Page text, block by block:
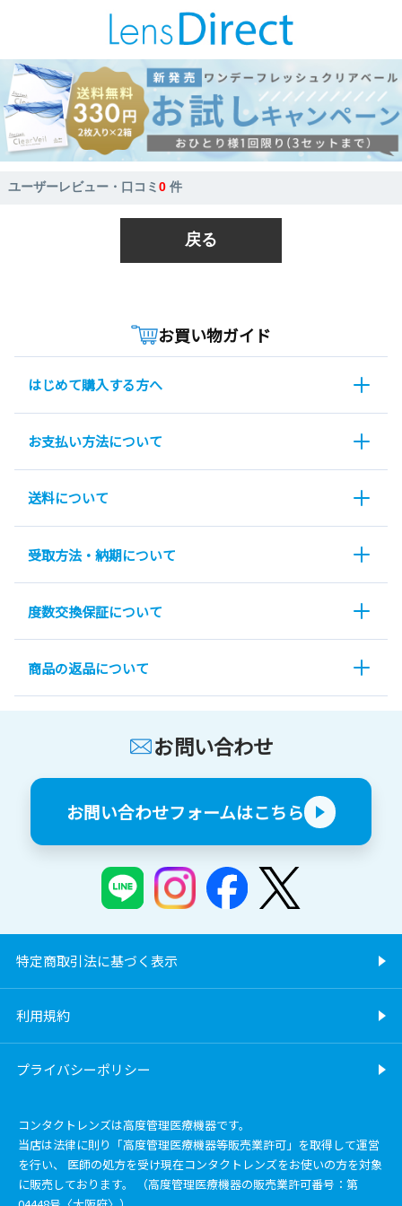
ユーザーレビュー・口コミ0 件
戻る
お買い物ガイド
はじめて購入する方へ
お支払い方法について
送料について
受取方法・納期について
度数交換保証について
商品の返品について
お問い合わせ
お問い合わせフォームはこちら
特定商取引法に基づく表示
利用規約
プライバシーポリシー
コンタクトレンズは高度管理医療機器です。
当店は法律に則り「高度管理医療機器等販売業許可」を取得して運営
を行い、 医師の処方を受け現在コンタクトレンズをお使いの方を対象
に販売しております。 （高度管理医療機器の販売業許可番号：第